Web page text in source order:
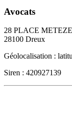
Avocats
28 PLACE
28100 Dreux
Géolocalisation :
Siren : 420927139